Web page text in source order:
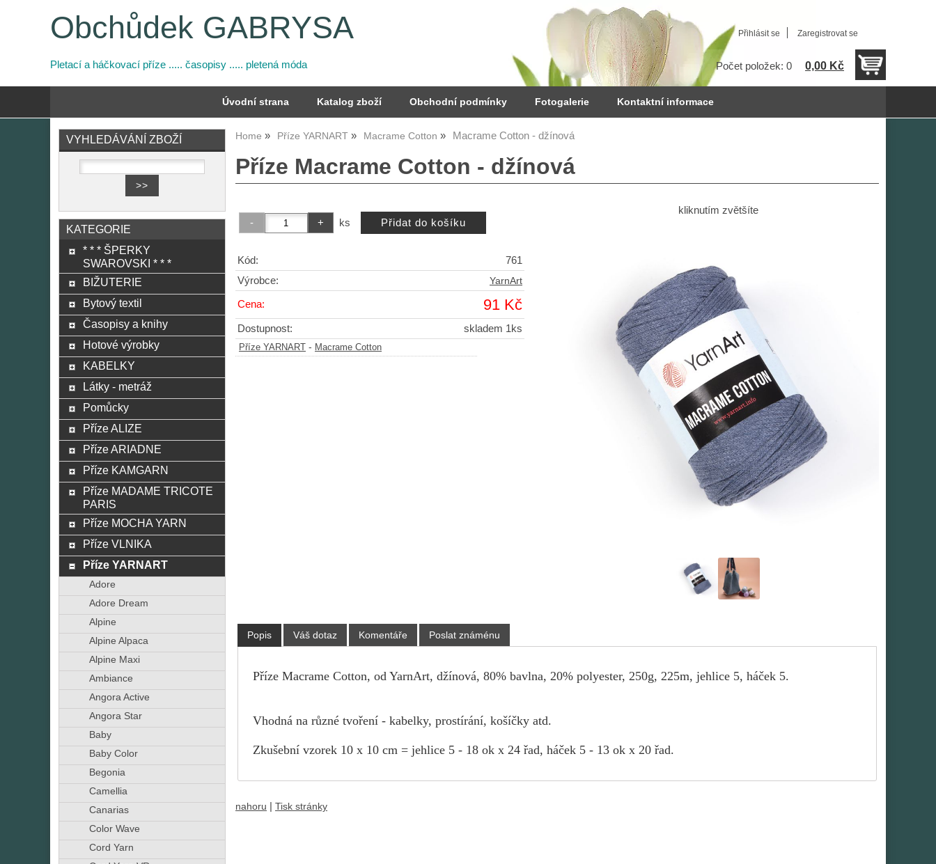
Přihlásit se Zaregistrovat se
Počet položek: 0 0,00 Kč
Obchůdek GABRYSA
Pletací a háčkovací příze ..... časopisy ..... pletená móda
Úvodní strana Katalog zboží Obchodní podmínky Fotogalerie Kontaktní informace
Home Příze YARNART Macrame Cotton Macrame Cotton - džínová
Příze Macrame Cotton - džínová
kliknutím zvětšíte
ks
Kód:
761
Výrobce:
YarnArt
Cena: 91 Kč
Dostupnost: skladem 1ks
Příze YARNART - Macrame Cotton
Popis Váš dotaz Komentáře Poslat známénu
Příze Macrame Cotton, od YarnArt, džínová, 80% bavlna, 20% polyester, 250g, 225m, jehlice 5, háček 5.
Vhodná na různé tvoření - kabelky, prostírání, košíčky atd.
Zkušební vzorek 10 x 10 cm = jehlice 5 - 18 ok x 24 řad, háček 5 - 13 ok x 20 řad.
nahoru Tisk stránky
VYHLEDÁVÁNÍ ZBOŽÍ
KATEGORIE
* * * ŠPERKY
SWAROVSKI * * *
BIŽUTERIE
Bytový textil
Časopisy a knihy
Hotové výrobky
KABELKY
Látky - metráž
Pomůcky
Příze ALIZE
Příze ARIADNE
Příze KAMGARN
Příze MADAME TRICOTE
PARIS
Příze MOCHA YARN
Příze VLNIKA
Příze YARNART
Adore
Adore Dream
Alpine
Alpine Alpaca
Alpine Maxi
Ambiance
Angora Active
Angora Star
Baby
Baby Color
Begonia
Camellia
Canarias
Color Wave
Cord Yarn